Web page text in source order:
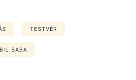
TESTVÉR
BABA